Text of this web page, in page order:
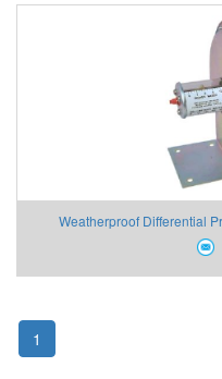
Weatherproof Differential
1